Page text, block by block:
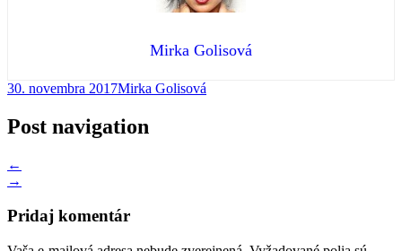
Mirka Golisová
30. novembra 2017Mirka Golisová
Post navigation
←
→
Pridaj komentár